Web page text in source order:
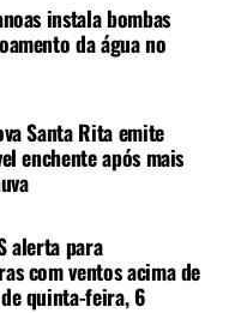
instala bombas
da água no
Santa Rita emite
enchente após mais
alerta para
com ventos acima de
quinta-feira, 6